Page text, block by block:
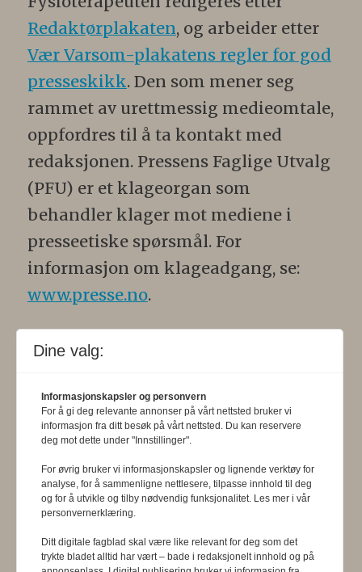
Redaktørplakaten, og arbeider etter
Vær Varsom-plakatens regler for god
presseskikk. Den som mener seg
rammet av urettmessig medieomtale,
oppfordres til å ta kontakt med
redaksjonen. Pressens Faglige Utvalg
(PFU) er et klageorgan som
behandler klager mot mediene i
presseetiske spørsmål. For
informasjon om klageadgang, se:
www.presse.no.
skal gjennom en saklig og fri
informasjons- og opinionsformidling
bidra til at fysioterapifaget utvikler
seg i samsvar med samfunnets og
befolkningens behov. Tidsskriftet skal
belyse fysioterapifaglige
organisasjons-, utdannings- og helse-
og sosialpolitiske forhold.
Dine valg:
Informasjonskapsler og personvern
For å gi deg relevante annonser på vårt nettsted bruker vi
informasjon fra ditt besøk på vårt nettsted. Du kan reservere
deg mot dette under "Innstillinger".
For øvrig bruker vi informasjonskapsler og lignende verktøy for
analyse, for å sammenligne nettlesere, tilpasse innhold til deg
og for å utvikle og tilby nødvendig funksjonalitet. Les mer i vår
personvernerklæring.
Ditt digitale fagblad skal være like relevant for deg som det
trykte bladet alltid har vært – bade i redaksjonelt innhold og på